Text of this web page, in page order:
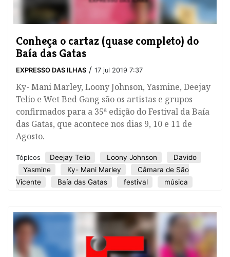
Conheça o cartaz (quase completo) do
Baía das Gatas
EXPRESSO DAS ILHAS / 17 jul 2019 7:37
Ky- Mani Marley, Loony Johnson, Yasmine, Deejay
Telio e Wet Bed Gang são os artistas e grupos
confirmados para a 35ª edição do Festival da Baía
das Gatas, que acontece nos dias 9, 10 e 11 de
Agosto.
Tópicos Deejay Telio Loony Johnson
Davido
Yasmine
Ky- Mani Marley
Câmara de São
Vicente
Baía das Gatas festival música